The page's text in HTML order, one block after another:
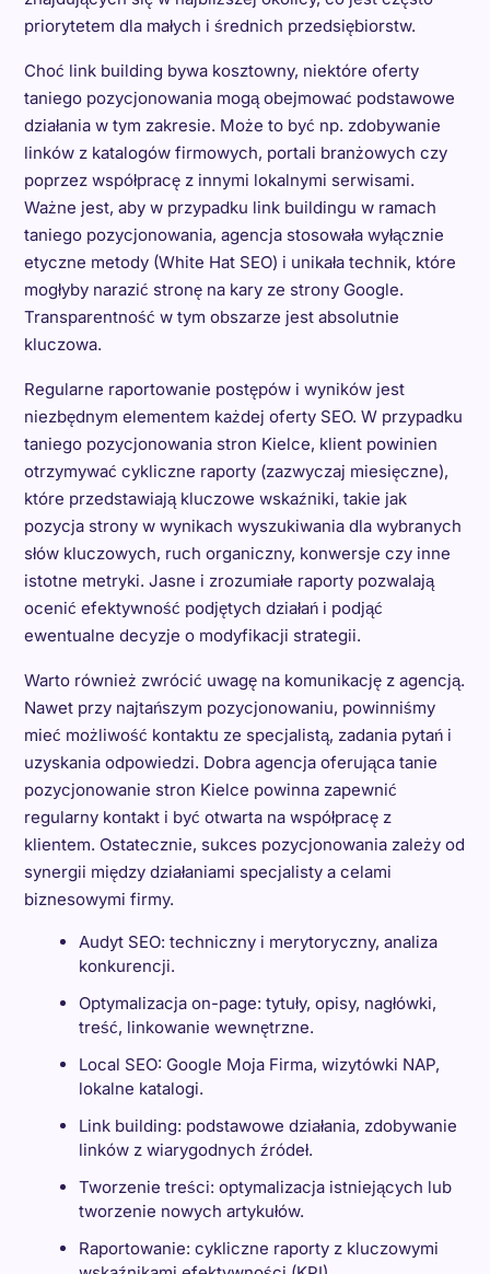
priorytetem dla małych i średnich przedsiębiorstw.
Choć link building bywa kosztowny, niektóre oferty
taniego pozycjonowania mogą obejmować podstawowe
działania w tym zakresie. Może to być np. zdobywanie
linków z katalogów firmowych, portali branżowych czy
poprzez współpracę z innymi lokalnymi serwisami.
Ważne jest, aby w przypadku link buildingu w ramach
taniego pozycjonowania, agencja stosowała wyłącznie
etyczne metody (White Hat SEO) i unikała technik, które
mogłyby narazić stronę na kary ze strony Google.
Transparentność w tym obszarze jest absolutnie
kluczowa.
Regularne raportowanie postępów i wyników jest
niezbędnym elementem każdej oferty SEO. W przypadku
taniego pozycjonowania stron Kielce, klient powinien
otrzymywać cykliczne raporty (zazwyczaj miesięczne),
które przedstawiają kluczowe wskaźniki, takie jak
pozycja strony w wynikach wyszukiwania dla wybranych
słów kluczowych, ruch organiczny, konwersje czy inne
istotne metryki. Jasne i zrozumiałe raporty pozwalają
ocenić efektywność podjętych działań i podjąć
ewentualne decyzje o modyfikacji strategii.
Warto również zwrócić uwagę na komunikację z agencją.
Nawet przy najtańszym pozycjonowaniu, powinniśmy
mieć możliwość kontaktu ze specjalistą, zadania pytań i
uzyskania odpowiedzi. Dobra agencja oferująca tanie
pozycjonowanie stron Kielce powinna zapewnić
regularny kontakt i być otwarta na współpracę z
klientem. Ostatecznie, sukces pozycjonowania zależy od
synergii między działaniami specjalisty a celami
biznesowymi firmy.
Audyt SEO: techniczny i merytoryczny, analiza
konkurencji.
Optymalizacja on-page: tytuły, opisy, nagłówki,
treść, linkowanie wewnętrzne.
Local SEO: Google Moja Firma, wizytówki NAP,
lokalne katalogi.
Link building: podstawowe działania, zdobywanie
linków z wiarygodnych źródeł.
Tworzenie treści: optymalizacja istniejących lub
tworzenie nowych artykułów.
Raportowanie: cykliczne raporty z kluczowymi